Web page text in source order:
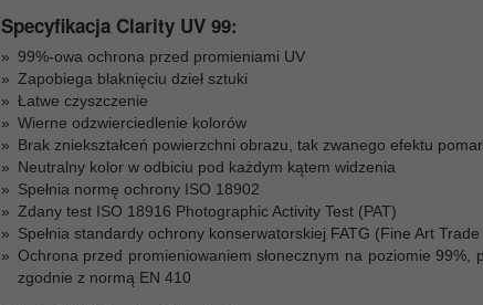
Specyfikacja Clarity UV 99:
99%-owa ochrona przed promieniami UV
Zapobiega blaknięciu dzieł sztuki
Łatwe czyszczenie
Wierne odzwierciedlenie kolorów
Brak zniekształceń powierzchni obrazu, tak zwanego efektu
Neutralny kolor w odbiciu pod każdym kątem widzenia
Spełnia normę ochrony ISO 18902
Zdany test ISO 18916 Photographic Activity Test (PAT)
Spełnia standardy ochrony konserwatorskiej FATG (Fine Art
Ochrona przed promieniowaniem słonecznym na poziomie
zgodnie z normą EN 410